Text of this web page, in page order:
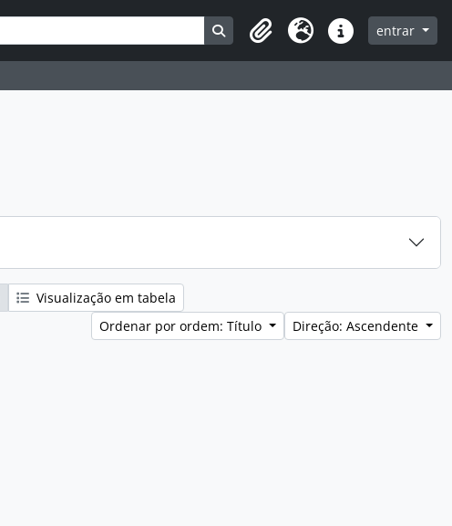
Search in browse page
Clipboard
Idioma Ligações rápidas
entrar
Visualização em tabela
Ordenar por ordem: Título
Direção: Ascendente